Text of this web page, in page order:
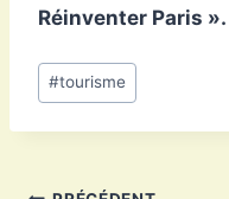
Réinventer Paris ».
Étiquettes
de
la
#tourisme